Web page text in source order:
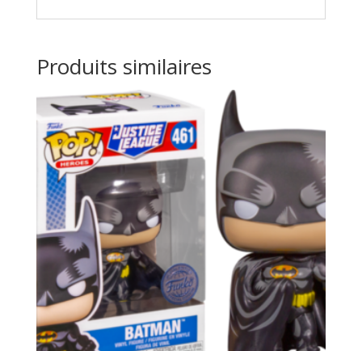
Produits similaires